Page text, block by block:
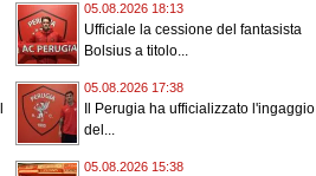
05.08.2026 18:13
Ufficiale la cessione del fantasista
Bolsius a titolo...
05.08.2026 17:38
Il Perugia ha ufficializzato l'ingaggio
del...
05.08.2026 15:38